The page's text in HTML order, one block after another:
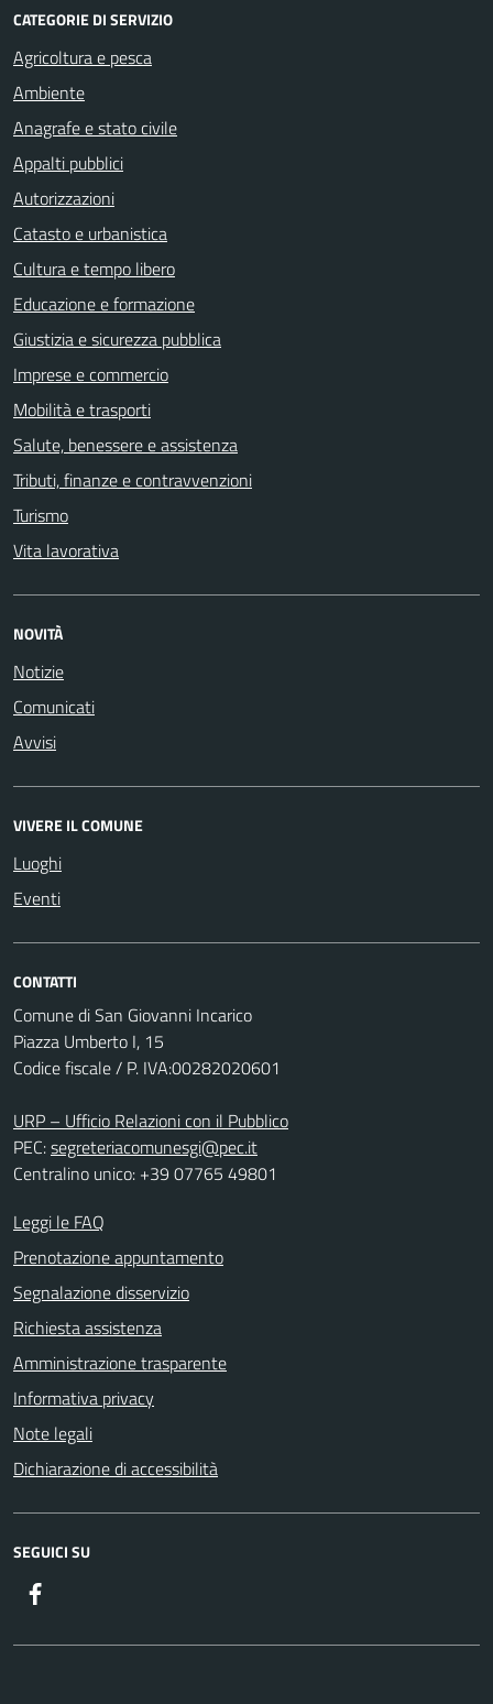
CATEGORIE DI SERVIZIO
Agricoltura e pesca
Ambiente
Anagrafe e stato civile
Appalti pubblici
Autorizzazioni
Catasto e urbanistica
Cultura e tempo libero
Educazione e formazione
Giustizia e sicurezza pubblica
Imprese e commercio
Mobilità e trasporti
Salute, benessere e assistenza
Tributi, finanze e contravvenzioni
Turismo
Vita lavorativa
NOVITÀ
Notizie
Comunicati
Avvisi
VIVERE IL COMUNE
Luoghi
Eventi
CONTATTI
Comune di San Giovanni Incarico
Piazza Umberto I, 15
Codice fiscale / P. IVA:00282020601
URP – Ufficio Relazioni con il Pubblico
PEC:segreteriacomunesgi@pec.it
Centralino unico: +39 07765 49801
Leggi le FAQ
Prenotazione appuntamento
Segnalazione disservizio
Richiesta assistenza
Amministrazione trasparente
Informativa privacy
Note legali
Dichiarazione di accessibilità
SEGUICI SU